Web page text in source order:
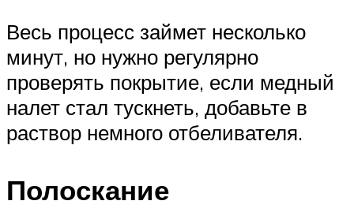
Весь процесс займет несколько
минут, но нужно регулярно
проверять покрытие, если медный
налет стал тускнеть, добавьте в
раствор немного отбеливателя.
Полоскание